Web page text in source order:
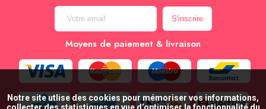
Moyens de paiement & livraison
Notre site utlise des cookies pour mémoriser vos informations,